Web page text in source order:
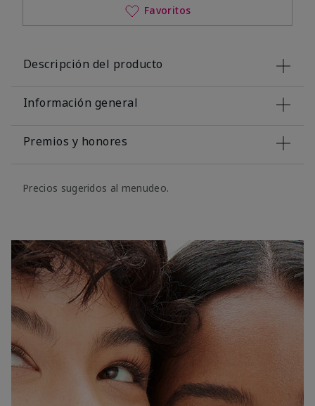
Favoritos
Descripción del producto
Información general
Premios y honores
Precios sugeridos al menudeo.